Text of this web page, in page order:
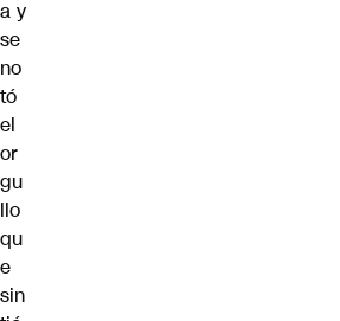
a y
se
no
tó
el
or
gu
llo
qu
e
sin